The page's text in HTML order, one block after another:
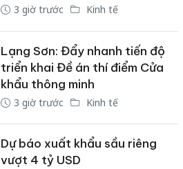
3 giờ trước Kinh tế
Lạng Sơn: Đẩy nhanh tiến độ
triển khai Đề án thí điểm Cửa
khẩu thông minh
3 giờ trước Kinh tế
Dự báo xuất khẩu sầu riêng
vượt 4 tỷ USD